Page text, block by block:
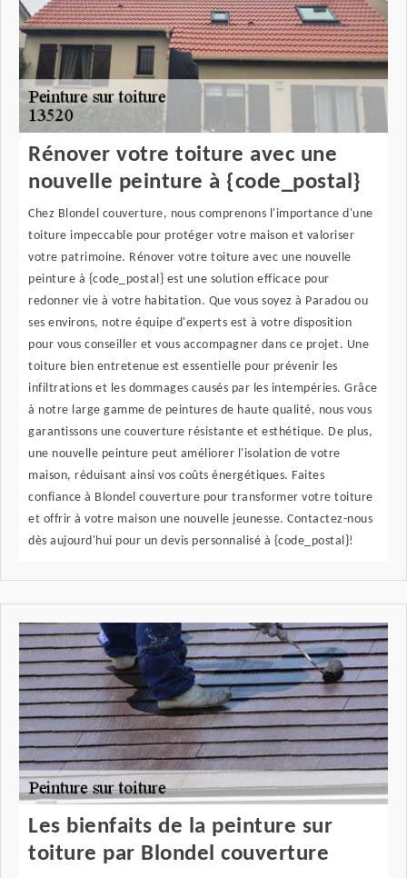
Rénover votre toiture avec une
nouvelle peinture à {code_postal}
Chez Blondel couverture, nous comprenons l'importance d'une
toiture impeccable pour protéger votre maison et valoriser
votre patrimoine. Rénover votre toiture avec une nouvelle
peinture à {code_postal} est une solution efficace pour
redonner vie à votre habitation. Que vous soyez à Paradou ou
ses environs, notre équipe d'experts est à votre disposition
pour vous conseiller et vous accompagner dans ce projet. Une
toiture bien entretenue est essentielle pour prévenir les
infiltrations et les dommages causés par les intempéries. Grâce
à notre large gamme de peintures de haute qualité, nous vous
garantissons une couverture résistante et esthétique. De plus,
une nouvelle peinture peut améliorer l'isolation de votre
maison, réduisant ainsi vos coûts énergétiques. Faites
confiance à Blondel couverture pour transformer votre toiture
et offrir à votre maison une nouvelle jeunesse. Contactez-nous
dès aujourd'hui pour un devis personnalisé à {code_postal}!
Les bienfaits de la peinture sur
toiture par Blondel couverture